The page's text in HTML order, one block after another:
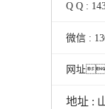
Q Q :
微信 :
网址
地址 :